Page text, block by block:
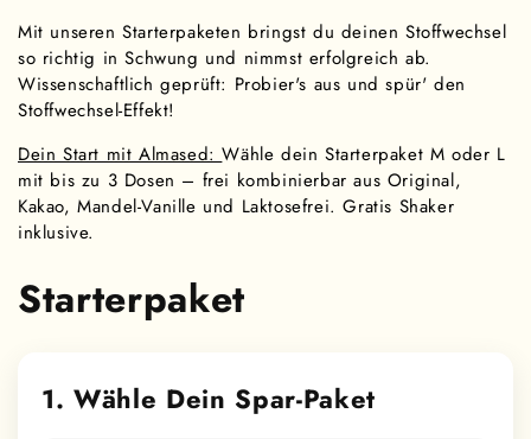
Mit unseren Starterpaketen bringst du deinen Stoffwechsel
so richtig in Schwung und nimmst erfolgreich ab.
Wissenschaftlich geprüft: Probier's aus und spür' den
Stoffwechsel-Effekt!
Dein Start mit Almased:Wähle dein Starterpaket M oder L
mit bis zu 3 Dosen – frei kombinierbar aus Original,
Kakao, Mandel-Vanille und Laktosefrei. Gratis Shaker
inklusive.
Starterpaket
1. Wähle Dein Spar-Paket